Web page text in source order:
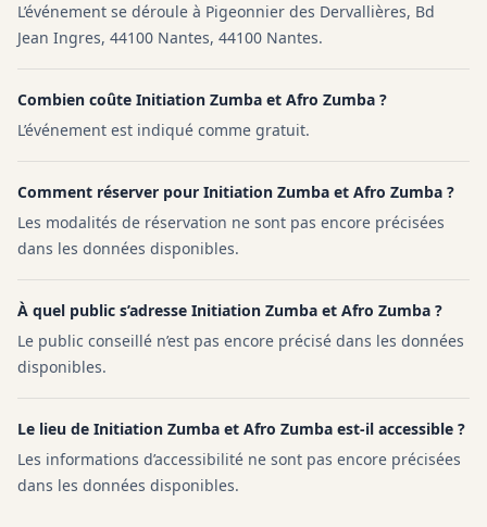
L’événement se déroule à Pigeonnier des Dervallières, Bd
Jean Ingres, 44100 Nantes, 44100 Nantes.
Combien coûte Initiation Zumba et Afro Zumba ?
L’événement est indiqué comme gratuit.
Comment réserver pour Initiation Zumba et Afro Zumba ?
Les modalités de réservation ne sont pas encore précisées
dans les données disponibles.
À quel public s’adresse Initiation Zumba et Afro Zumba ?
Le public conseillé n’est pas encore précisé dans les données
disponibles.
Le lieu de Initiation Zumba et Afro Zumba est-il accessible ?
Les informations d’accessibilité ne sont pas encore précisées
dans les données disponibles.